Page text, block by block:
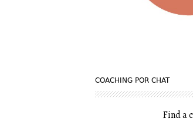
COACHING POR CHAT
Find a